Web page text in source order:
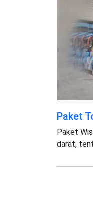
Paket
Paket
darat,